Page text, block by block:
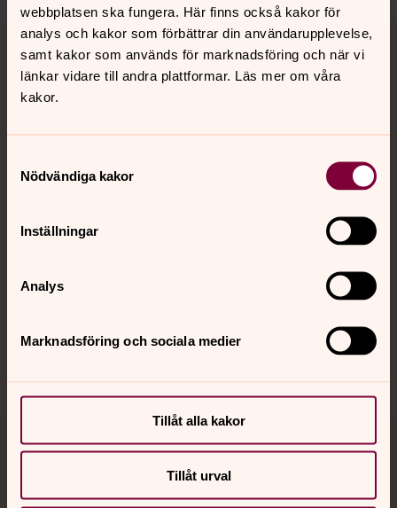
webbplatsen ska fungera. Här finns också kakor för
analys och kakor som förbättrar din användarupplevelse,
samt kakor som används för marknadsföring och när vi
länkar vidare till andra plattformar. Läs mer om våra
kakor.
Nödvändiga kakor
Inställningar
Analys
Marknadsföring och sociala medier
Tillåt alla kakor
Tillåt urval
Tillbaka till toppen
Tillbaka till innehållet
Kalender
Jourhavande präst
Akut samtals- och krisstöd. Prata eller chatta anonymt